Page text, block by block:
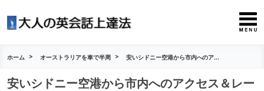
ホーム オーストラリアを車で半周 安いシドニー空港から市内へのア...
安いシドニー空港から市内へのアクセス＆レー